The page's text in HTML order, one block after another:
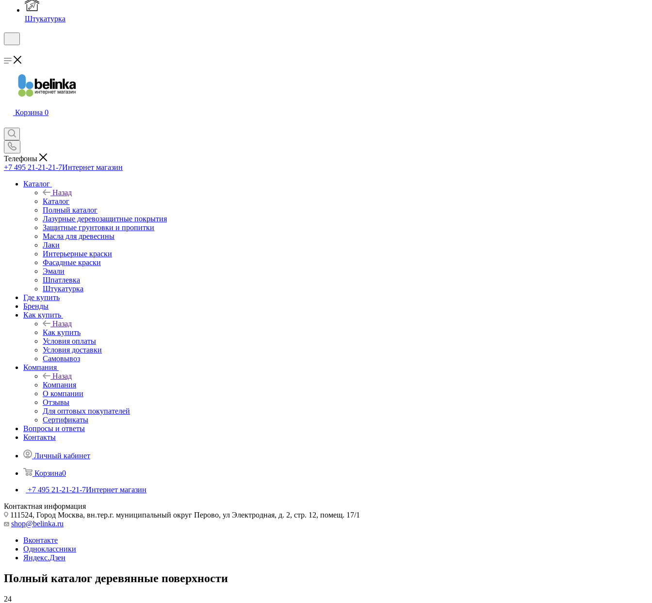
Штукатурка
Корзина 0
Телефоны
+7 495 21-21-21-7Интернет магазин
Каталог
Назад
Каталог
Полный каталог
Лазурные деревозащитные покрытия
Защитные грунтовки и пропитки
Масла для древесины
Лаки
Интерьерные краски
Фасадные краски
Эмали
Шпатлевка
Штукатурка
Где купить
Бренды
Как купить
Назад
Как купить
Условия оплаты
Условия доставки
Самовывоз
Компания
Назад
Компания
О компании
Отзывы
Для оптовых покупателей
Сертификаты
Вопросы и ответы
Контакты
Личный кабинет
Корзина0
+7 495 21-21-21-7Интернет магазин
Контактная информация
111524, Город Москва, вн.тер.г. муниципальный округ Перово, ул Электродная, д. 2, стр. 12, помещ. 17/1
shop@belinka.ru
Вконтакте
Одноклассники
Яндекс.Дзен
Полный каталог деревянные поверхности
24